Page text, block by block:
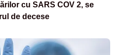
cu SARS COV 2, se
de decese